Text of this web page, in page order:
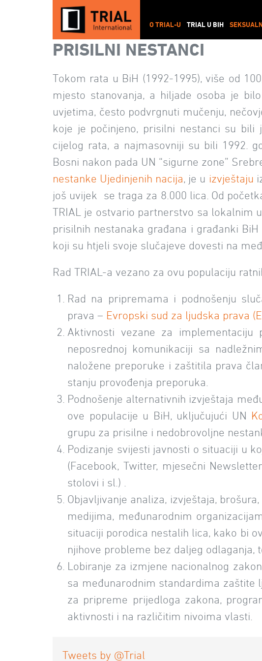
O TRIAL-U TRIAL U BIH
PRISILNI NESTANCI
Tokom rata u BiH (1992-1995), više od
mjesto stanovanja, a hiljade osoba je
uvjetima, često podvrgnuti mučenju,
koje je počinjeno, prisilni nestanci su bili
cijelog rata, a najmasovniji su bili 1992.
Bosni nakon pada UN “sigurne zone”
nestanke Ujedinjenih nacija, je u izvještaju
još uvijek se traga za 8.000 lica. Od
TRIAL je ostvario partnerstvo sa lokalnim
prisilnih nestanaka građana i građanki
koji su htjeli svoje slučajeve dovesti na
Rad TRIAL-a vezano za ovu populaciju
Rad na pripremama i podnošenju
prava – Evropski sud za ljudska prava
Aktivnosti vezane za implementaciju
neposrednoj komunikaciji sa
naložene preporuke i zaštitila prava
stanju provođenja preporuka.
Podnošenje alternativnih izvještaja
ove populacije u BiH, uključujući UN
grupu za prisilne i nedobrovoljne
Podizanje svijesti javnosti o situaciji u
(Facebook, Twitter, mjesečni
stolovi i sl.) .
Objavljivanje analiza, izvještaja,
medijima, međunarodnim
situaciji porodica nestalih lica, kako bi
njihove probleme bez daljeg odlaganja,
Lobiranje za izmjene nacionalnog
sa međunarodnim standardima zaštite
za pripreme prijedloga zakona,
aktivnosti i na različitim nivoima vlasti.
Tweets by @Trial